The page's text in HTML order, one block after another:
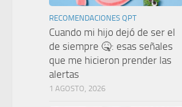
RECOMENDACIONES QPT
Cuando mi hijo dejó de ser el
de siempre 🤒: esas señales
que me hicieron prender las
alertas
1 AGOSTO, 2026